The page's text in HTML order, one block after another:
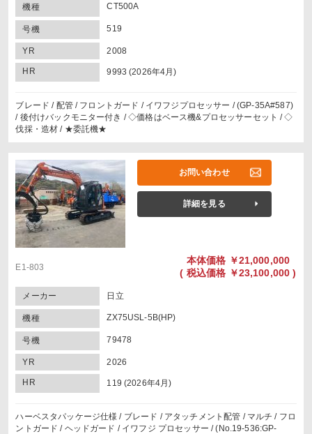
機種 CT500A
号機 519
YR 2008
HR 9993 (2026年4月)
ブレード / 配管 / フロントガード / イワフジプロセッサー / (GP-35A#587)
/ 後付けバックモニター付き / ◇価格はベース機&プロセッサーセット / ◇
伐採・造材 / ★委託機★
お問い合わせ
詳細を見る
E1-803
本体価格 ￥21,000,000
( 税込価格 ￥23,100,000 )
メーカー 日立
機種 ZX75USL-5B(HP)
号機 79478
YR 2026
HR 119 (2026年4月)
ハーベスタパッケージ仕様 / ブレード / アタッチメント配管 / マルチ / フロ
ントガード / ヘッドガード / イワフジ プロセッサー / (No.19-536:GP-